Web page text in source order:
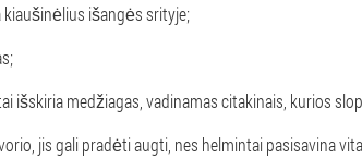
kiaušinėlius išangės srityje;
medžiagas, vadinamas citakinais, kurios
jis gali pradėti augti, nes helmintai pasisavina